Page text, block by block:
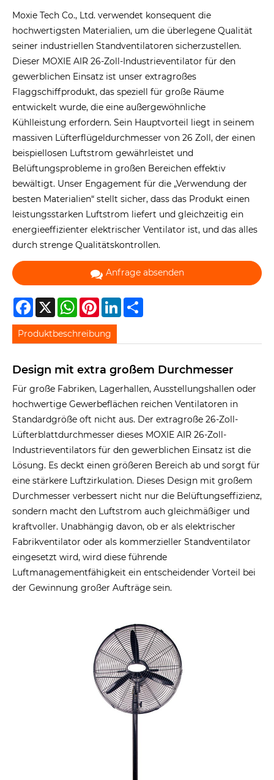
Moxie Tech Co., Ltd. verwendet konsequent die
hochwertigsten Materialien, um die überlegene Qualität
seiner industriellen Standventilatoren sicherzustellen.
Dieser MOXIE AIR 26-Zoll-Industrieventilator für den
gewerblichen Einsatz ist unser extragroßes
Flaggschiffprodukt, das speziell für große Räume
entwickelt wurde, die eine außergewöhnliche
Kühlleistung erfordern. Sein Hauptvorteil liegt in seinem
massiven Lüfterflügeldurchmesser von 26 Zoll, der einen
beispiellosen Luftstrom gewährleistet und
Belüftungsprobleme in großen Bereichen effektiv
bewältigt. Unser Engagement für die „Verwendung der
besten Materialien“ stellt sicher, dass das Produkt einen
leistungsstarken Luftstrom liefert und gleichzeitig ein
energieeffizienter elektrischer Ventilator ist, und das alles
durch strenge Qualitätskontrollen.
Anfrage absenden
Facebook
X WhatsAppPinterestLinkedIn
Produktbeschreibung
Design mit extra großem Durchmesser
Für große Fabriken, Lagerhallen, Ausstellungshallen oder
hochwertige Gewerbeflächen reichen Ventilatoren in
Standardgröße oft nicht aus. Der extragroße 26-Zoll-
Lüfterblattdurchmesser dieses MOXIE AIR 26-Zoll-
Industrieventilators für den gewerblichen Einsatz ist die
Lösung. Es deckt einen größeren Bereich ab und sorgt für
eine stärkere Luftzirkulation. Dieses Design mit großem
Durchmesser verbessert nicht nur die Belüftungseffizienz,
sondern macht den Luftstrom auch gleichmäßiger und
kraftvoller. Unabhängig davon, ob er als elektrischer
Fabrikventilator oder als kommerzieller Standventilator
eingesetzt wird, wird diese führende
Luftmanagementfähigkeit ein entscheidender Vorteil bei
der Gewinnung großer Aufträge sein.